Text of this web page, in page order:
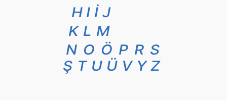
H I İ J
K L M
N O Ö P R S
Ş T U Ü V Y Z